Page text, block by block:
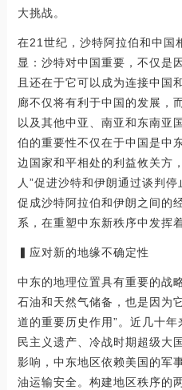
大挑战。
在21世纪，沙特阿拉伯和中国
显：沙特对中国重要，不仅是
且还在于它可以成为连接中国
廊不仅将有利于中国的发展，
以及其他中亚、南亚和东南亚
伯的重要性不仅在于中国是中
边国家和平相处的利益攸关方
人”促进沙特和伊朗通过谈判
促成沙特阿拉伯和伊朗之间的
系，在重塑中东新秩序中发挥
▍应对新的地缘不确定性
中东的地理位置具有重要的战
石油和天然气储备，也是因为
道的重要历史作用”。近几十
民主义遗产、冷战时期超级大
影响，中东地区依赖美国的军
油运输安全。构建地区秩序的